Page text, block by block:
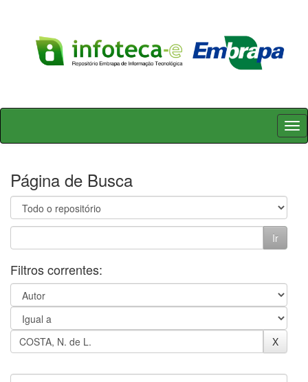
Skip
Página de Busca
Filtros correntes: